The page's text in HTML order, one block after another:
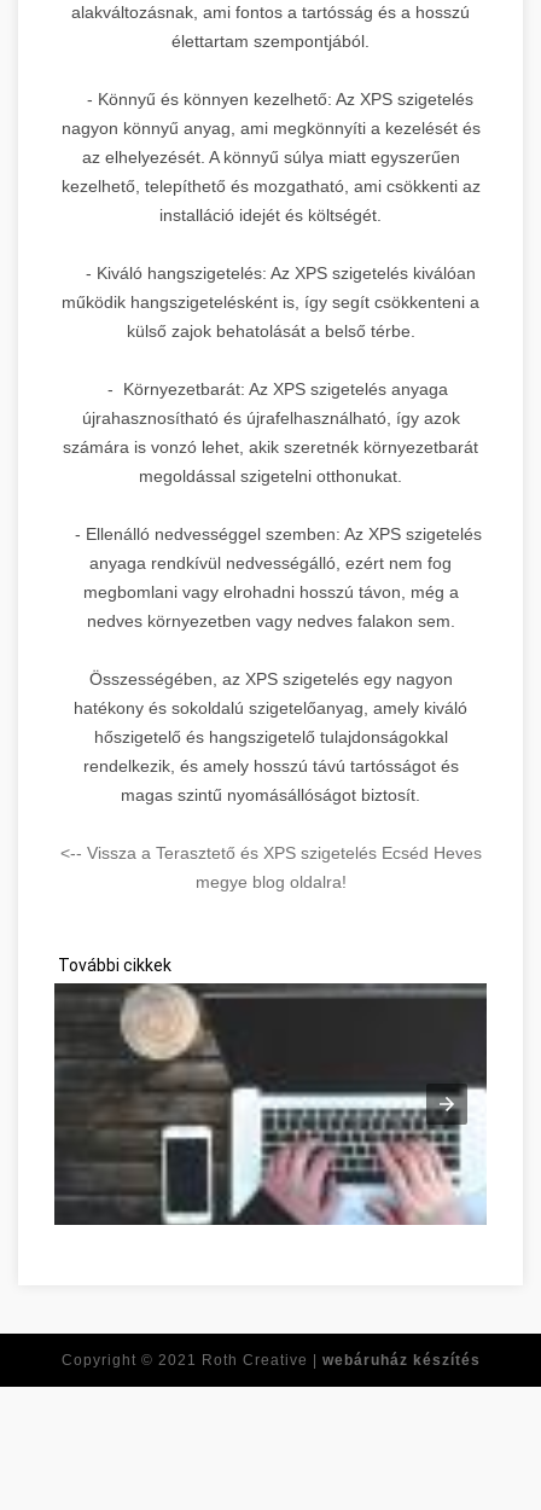
alakváltozásnak, ami fontos a tartósság és a hosszú
élettartam szempontjából.
- Könnyű és könnyen kezelhető: Az XPS szigetelés
nagyon könnyű anyag, ami megkönnyíti a kezelését és
az elhelyezését. A könnyű súlya miatt egyszerűen
kezelhető, telepíthető és mozgatható, ami csökkenti az
installáció idejét és költségét.
- Kiváló hangszigetelés: Az XPS szigetelés kiválóan
működik hangszigetelésként is, így segít csökkenteni a
külső zajok behatolását a belső térbe.
- Környezetbarát: Az XPS szigetelés anyaga
újrahasznosítható és újrafelhasználható, így azok
számára is vonzó lehet, akik szeretnék környezetbarát
megoldással szigetelni otthonukat.
- Ellenálló nedvességgel szemben: Az XPS szigetelés
anyaga rendkívül nedvességálló, ezért nem fog
megbomlani vagy elrohadni hosszú távon, még a
nedves környezetben vagy nedves falakon sem.
Összességében, az XPS szigetelés egy nagyon
hatékony és sokoldalú szigetelőanyag, amely kiváló
hőszigetelő és hangszigetelő tulajdonságokkal
rendelkezik, és amely hosszú távú tartósságot és
magas szintű nyomásállóságot biztosít.
<-- Vissza a Terasztető és XPS szigetelés Ecséd Heves
megye blog oldalra!
További cikkek
Copyright © 2021 Roth Creative | webáruház készítés